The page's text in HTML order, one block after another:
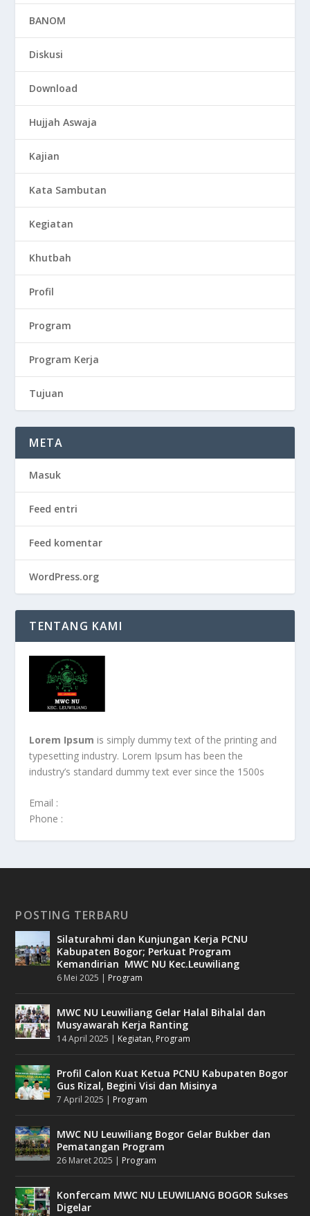
BANOM
Diskusi
Download
Hujjah Aswaja
Kajian
Kata Sambutan
Kegiatan
Khutbah
Profil
Program
Program Kerja
Tujuan
META
Masuk
Feed entri
Feed komentar
WordPress.org
TENTANG KAMI
Lorem Ipsum is simply dummy text of the printing and
typesetting industry. Lorem Ipsum has been the
industry’s standard dummy text ever since the 1500s
Email :
Phone :
POSTING TERBARU
Silaturahmi dan Kunjungan Kerja PCNU
Kabupaten Bogor; Perkuat Program
Kemandirian MWC NU Kec.Leuwiliang
6 Mei 2025 | Program
MWC NU Leuwiliang Gelar Halal Bihalal dan
Musyawarah Kerja Ranting
14 April 2025 | Kegiatan, Program
Profil Calon Kuat Ketua PCNU Kabupaten Bogor
Gus Rizal, Begini Visi dan Misinya
7 April 2025 | Program
MWC NU Leuwiliang Bogor Gelar Bukber dan
Pematangan Program
26 Maret 2025 | Program
Konfercam MWC NU LEUWILIANG BOGOR Sukses
Digelar